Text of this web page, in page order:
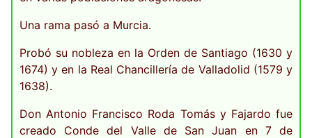
Una rama pasó a Murcia.
Probó su nobleza en la Orden de Santiago (1630 y
1674) y en la Real Chancillería de Valladolid (1579 y
1638).
Don Antonio Francisco Roda Tomás y Fajardo fue
creado Conde del Valle de San Juan en 7 de